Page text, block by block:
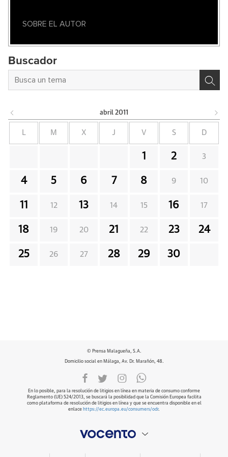
SOBRE EL AUTOR
Buscador
abril 2011
L M X J V S D
1 2 3
4 5 6 7 8 9 10
11 12 13 14 15 16 17
18 19 20 21 22 23 24
25 26 27 28 29 30
© Prensa Malagueña, S.A.
Domicilio social en Málaga, Av. Dr. Marañón, 48.
En lo posible, para la resolución de litigios en línea en materia de consumo conforme
Reglamento (UE) 524/2013, se buscará la posibilidad que la Comisión Europea facilita
como plataforma de resolución de litigios en línea y que se encuentra disponible en el
enlace https://ec.europa.eu/consumers/odr.